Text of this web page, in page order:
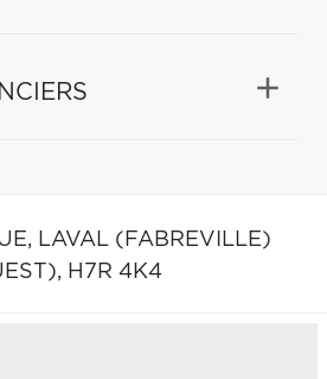
LAVAL (FABREVILLE)
H7R 4K4